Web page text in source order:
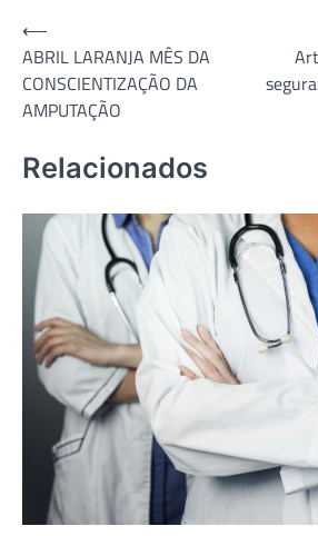
Navegação
de
Post
⟵
ABRIL LARANJA MÊS DA
CONSCIENTIZAÇÃO DA
AMPUTAÇÃO
Relacionados